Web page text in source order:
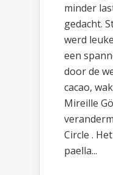
minder
gedacht.
werd
een
door de
cacao,
Mireille
Circle .
paella...